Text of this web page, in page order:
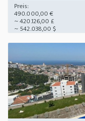
Preis:
490.000,00 €
~ 420.126,00 £
~ 542.038,00 $